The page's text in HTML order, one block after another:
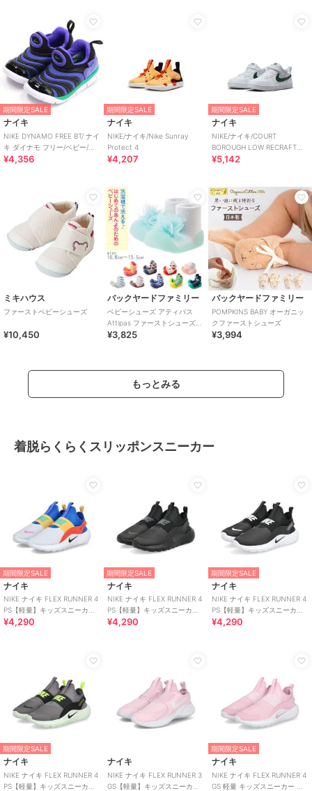
期間限定SALE
ナイキ
NIKE DYNAMO FREE BT/ ナイ
キ ダイナモ フリー/ベビー/ス
リッポン
¥4,356
期間限定SALE
ナイキ
NIKE/ナイキ/Nike Sunray
Protect 4
¥4,207
期間限定SALE
ナイキ
NIKE/ナイキ/COURT
BOROUGH LOW RECRAFT
BPV
¥5,142
ミキハウス
ファーストベビーシューズ
¥10,450
バックヤードファミリー
ベビーシューズ アティパス
Attipas ファーストシューズ
トレーニングシューズ コサー
¥3,825
バックヤードファミリー
POMPKINS BABY オーガニッ
クファーストシューズ
¥3,994
もっとみる
着脱らくらくスリッポンスニーカー
期間限定SALE
ナイキ
NIKE ナイキ FLEX RUNNER 4
PS【軽量】キッズスニーカー
スリッポン 子供靴
¥4,290
期間限定SALE
ナイキ
NIKE ナイキ FLEX RUNNER 4
PS【軽量】キッズスニーカー
スリッポン 子供靴
¥4,290
期間限定SALE
ナイキ
NIKE ナイキ FLEX RUNNER 4
PS【軽量】キッズスニーカー
スリッポン 子供靴
¥4,290
期間限定SALE
ナイキ
NIKE ナイキ FLEX RUNNER 4
PS【軽量】キッズスニーカー
ナイキ
NIKE ナイキ FLEX RUNNER 3
GS【軽量】キッズスニーカー
期間限定SALE
ナイキ
NIKE ナイキ FLEX RUNNER 4
GS 軽量 キッズスニーカー ス